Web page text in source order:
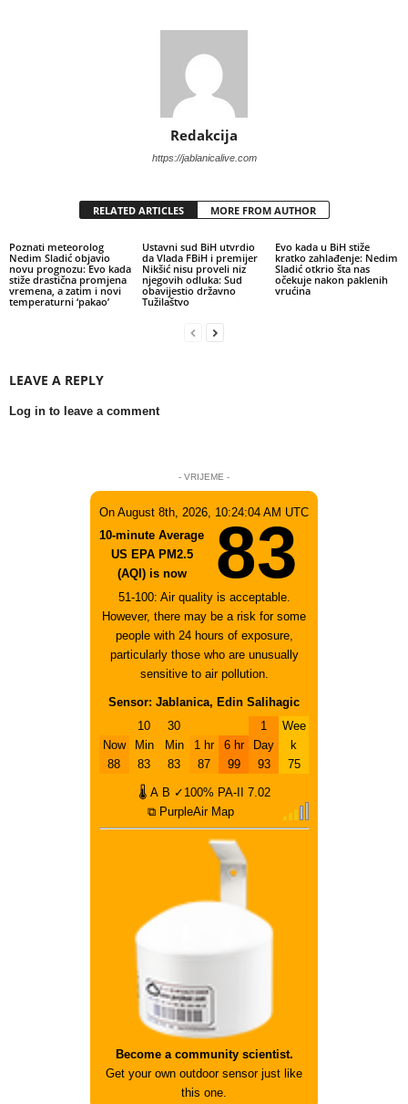
Redakcija
https://jablanicalive.com
RELATED ARTICLES MORE FROM AUTHOR
Poznati meteorolog
Nedim Sladić objavio
novu prognozu: Evo kada
stiže drastična promjena
vremena, a zatim i novi
temperaturni ‘pakao’
Ustavni sud BiH utvrdio
da Vlada FBiH i premijer
Nikšić nisu proveli niz
njegovih odluka: Sud
obavijestio državno
Tužilaštvo
Evo kada u BiH stiže
kratko zahlađenje: Nedim
Sladić otkrio šta nas
očekuje nakon paklenih
vrućina
LEAVE A REPLY
Log in to leave a comment
- VRIJEME -
On August 8th, 2026, 10:24:04 AM UTC
10-minute Average
US EPA PM2.5
(AQI) is now
83
51-100: Air quality is acceptable.
However, there may be a risk for some
people with 24 hours of exposure,
particularly those who are unusually
sensitive to air pollution.
Sensor: Jablanica, Edin Salihagic
Now
88
10
Min
83
30
Min
83
1 hr
87
6 hr
99
1
Day
93
Wee
k
75
🌡 A B ✓100% PA-II
7.02
⧉ PurpleAir Map
Become a community scientist.
Get your own outdoor sensor just like
this one.